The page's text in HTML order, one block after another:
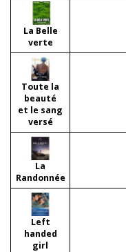
EDUCATION À L’IMAGE
La Belle
verte
Toute la
beauté
et le sang
versé
La
Randonnée
Left
handed
girl